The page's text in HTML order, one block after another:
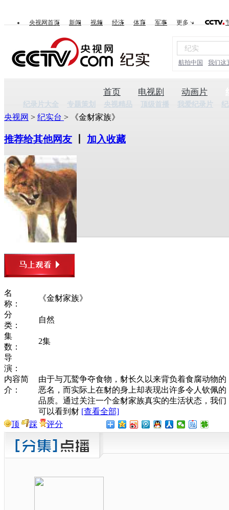
央视网首页 新闻 视频 经济 体育 军事 更多
航拍中国 我们这
首页 电视剧 动画片
纪录片大全 专题策划 央视精品 顶级首播 我爱纪录片
央视网 > 纪实台 > 《金豺家族》
推荐给其他网友 加入收藏
名
称：
《金豺家族》
分
类：
自然
集
数：
2集
导
演：
内容简
介：
由于与兀鹫争夺食物，豺长久以来背负着食腐动物的
恶名，而实际上在豺的身上却表现出许多令人钦佩的
品质。通过关注一个金豺家族真实的生活状态，我们
可以看到豺 [查看全部]
顶
踩 评分